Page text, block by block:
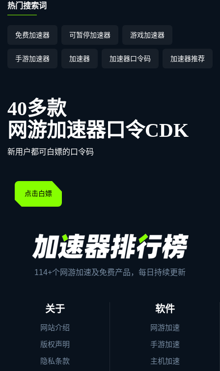
热门搜索词
免费加速器 可暂停加速器 游戏加速器
手游加速器 加速器 加速器口令码 加速器推荐
40多款
网游加速器口令CDK
新用户都可白嫖的口令码
点击白嫖
114+个网游加速及免费产品，每日持续更新
关于
网站介绍
版权声明
隐私条款
软件
网游加速
手游加速
主机加速